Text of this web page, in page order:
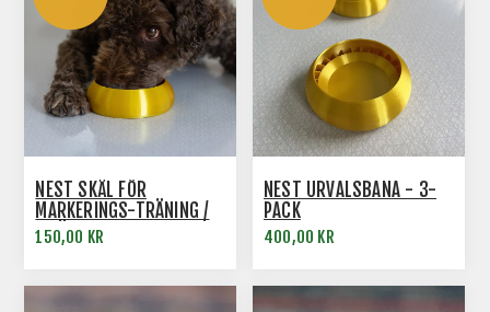
NEST SKÅL FÖR
MARKERINGS-TRÄNING /
INLÄRNING AV DOFT
150,00 KR
NEST URVALSBANA - 3-
PACK
400,00 KR